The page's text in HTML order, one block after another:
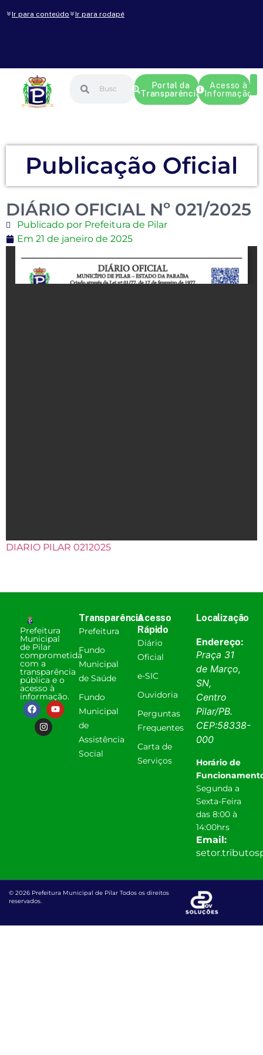
Ir para conteúdo Ir para rodapé
Portal da
Transparência
Acesso à
Informação
Publicação Oficial
DIÁRIO OFICIAL Nº 021/2025
Publicado por Prefeitura de Pilar
Em 21 de janeiro de 2025
DIARIO PILAR 0212025
Prefeitura
Municipal
de Pilar
comprometida
com a
transparência
pública e o
acesso à
informação.
Transparência
Prefeitura
Fundo
Municipal
de Saúde
Fundo
Municipal
de
Assistência
Social
Acesso
Rápido
Diário
Oficial
e-SIC
Ouvidoria
Perguntas
Frequentes
Carta de
Serviços
Localização
Endereço:
Praça 31
de Março,
SN,
Centro
Pilar/PB.
CEP:58338-
000
Horário de
Segunda a
Sexta-Feira
das 8:00 à
14:00hrs
Email:
© 2026 Prefeitura Municipal de Pilar Todos os direitos
reservados.